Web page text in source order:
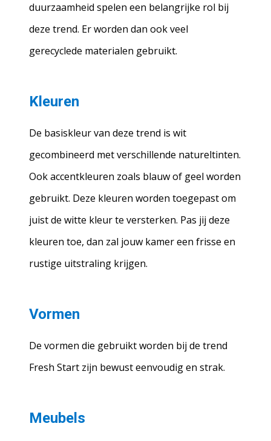
duurzaamheid spelen een belangrijke rol bij
deze trend. Er worden dan ook veel
gerecyclede materialen gebruikt.
Kleuren
De basiskleur van deze trend is wit
gecombineerd met verschillende natureltinten.
Ook accentkleuren zoals blauw of geel worden
gebruikt. Deze kleuren worden toegepast om
juist de witte kleur te versterken. Pas jij deze
kleuren toe, dan zal jouw kamer een frisse en
rustige uitstraling krijgen.
Vormen
De vormen die gebruikt worden bij de trend
Fresh Start zijn bewust eenvoudig en strak.
Meubels